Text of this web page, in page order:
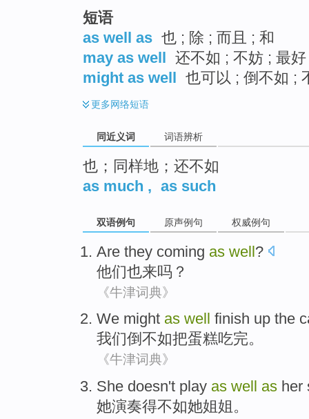
短语
as well as 也 ; 除 ; 而且 ; 和
may as well 还不如 ; 不妨 ; 最
might as well 也可以 ; 倒不如 ;
更多网络短语
同近义词 词语辨析
也；同样地；还不如
as much , as such
双语例句 原声例句 权威例句
Are they coming as well?
他们也来吗？
《牛津词典》
We might as well finish up the
我们倒不如把蛋糕吃完。
《牛津词典》
She doesn't play as well as her
她演奏得不如她姐姐 。